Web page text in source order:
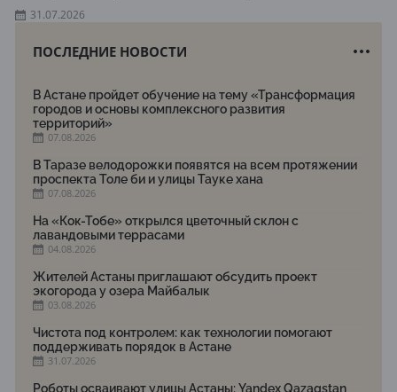
31.07.2026
ПОСЛЕДНИЕ НОВОСТИ
В Астане пройдет обучение на тему «Трансформация
городов и основы комплексного развития
территорий»
07.08.2026
В Таразе велодорожки появятся на всем протяжении
проспекта Толе би и улицы Тауке хана
07.08.2026
На «Кок-Тобе» открылся цветочный склон с
лавандовыми террасами
04.08.2026
Жителей Астаны приглашают обсудить проект
экогорода у озера Майбалык
03.08.2026
Чистота под контролем: как технологии помогают
поддерживать порядок в Астане
31.07.2026
Роботы осваивают улицы Астаны: Yandex Qazaqstan